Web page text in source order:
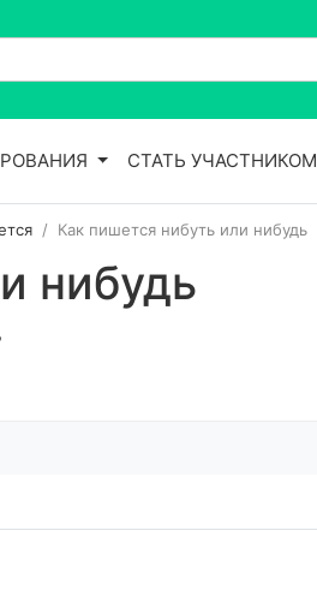
СТАТЬ УЧАСТНИКОМ
Как пишется нибуть или нибудь
нибудь